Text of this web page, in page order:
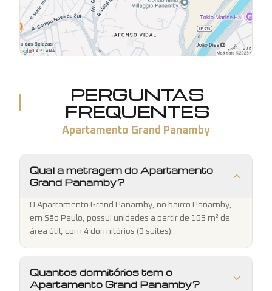
PERGUNTAS
FREQUENTES
Apartamento Grand Panamby
Qual a metragem do Apartamento
Grand Panamby?
O Apartamento Grand Panamby, no bairro Panamby,
em São Paulo, possui unidades a partir de 163 m² de
área útil, com 4 dormitórios (3 suítes).
Quantos dormitórios tem o
Apartamento Grand Panamby?